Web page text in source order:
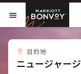
Skip to Content
メニューを開く
目的地